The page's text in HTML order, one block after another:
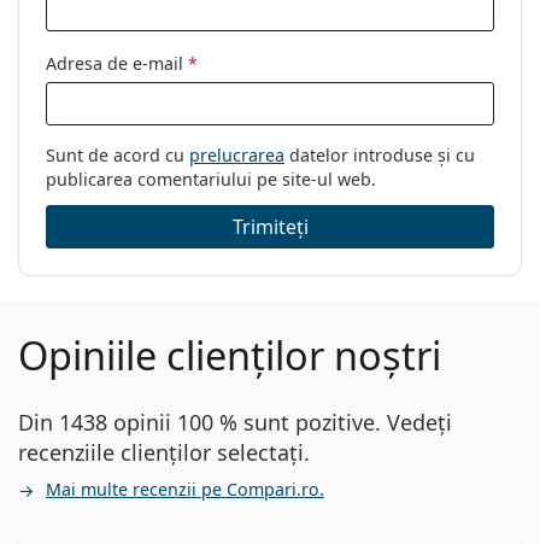
Adresa de e-mail *
Sunt de acord cu prelucrarea datelor introduse și cu
publicarea comentariului pe site-ul web.
Trimiteți
Opiniile clienților noștri
Din 1438 opinii 100 % sunt pozitive. Vedeți
recenziile clienților selectați.
Mai multe recenzii pe Compari.ro.